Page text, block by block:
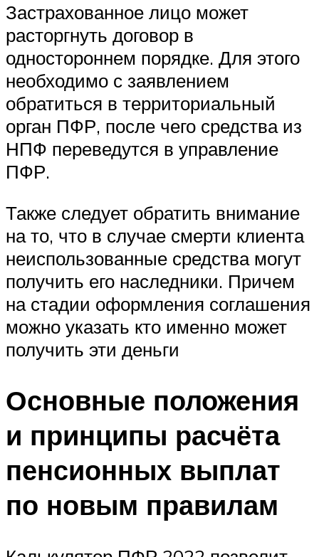
Застрахованное лицо может
расторгнуть договор в
одностороннем порядке. Для этого
необходимо с заявлением
обратиться в территориальный
орган ПФР, после чего средства из
НПФ переведутся в управление
ПФР.
Также следует обратить внимание
на то, что в случае смерти клиента
неиспользованные средства могут
получить его наследники. Причем
на стадии оформления соглашения
можно указать кто именно может
получить эти деньги
Основные положения
и принципы расчёта
пенсионных выплат
по новым правилам